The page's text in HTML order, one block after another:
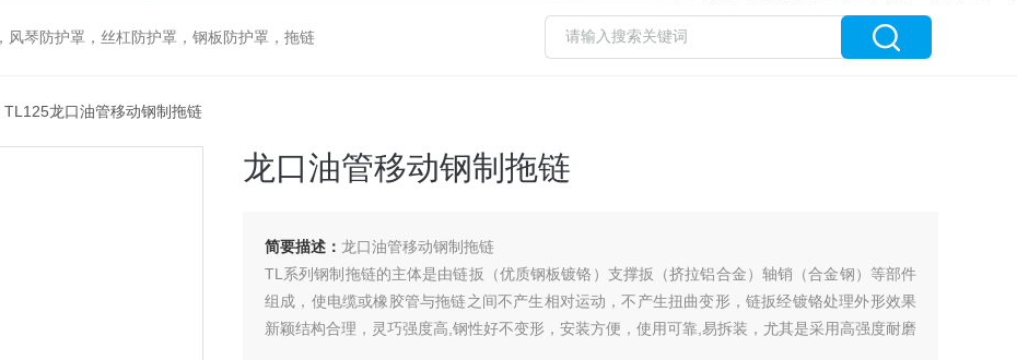
琴防护罩，丝杠防护罩，钢板防护罩，拖链
TL125龙口油管移动钢制拖链
龙口油管移动钢制拖链
简要描述： 龙口油管移动钢制拖链
TL系列钢制拖链的主体是由链扳（优质钢板镀铬）支撑扳（挤拉铝合金）轴销（合金钢）等部件
组成，使电缆或橡胶管与拖链之间不产生相对运动，不产生扭曲变形，链扳经镀铬处理外形效果
新颖结构合理，灵巧强度高,钢性好不变形，安装方便，使用可靠,易拆装，尤其是采用高强度耐磨